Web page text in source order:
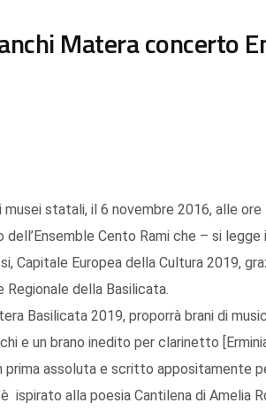
Matera concerto
statali, il 6 novembre 2016, alle ore
Cento Rami che – si legge
Capitale Europea della Cultura 2019,
della Basilicata.
Basilicata 2019, proporrà brani di
e un brano inedito per clarinetto
prima assoluta e scritto appositamente
ispirato alla poesia Cantilena di Amelia